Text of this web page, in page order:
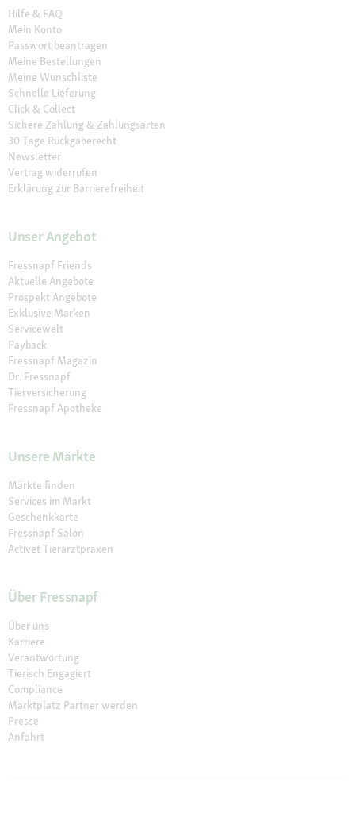
Hilfe & FAQ
Mein Konto
Passwort beantragen
Meine Bestellungen
Meine Wunschliste
Schnelle Lieferung
Click & Collect
Sichere Zahlung & Zahlungsarten
30 Tage Rückgaberecht
Newsletter
Vertrag widerrufen
Erklärung zur Barrierefreiheit
Unser Angebot
Fressnapf Friends
Aktuelle Angebote
Prospekt Angebote
Exklusive Marken
Servicewelt
Payback
Fressnapf Magazin
Dr. Fressnapf
Tierversicherung
Fressnapf Apotheke
Unsere Märkte
Märkte finden
Services im Markt
Geschenkkarte
Fressnapf Salon
Activet Tierarztpraxen
Über Fressnapf
Über uns
Karriere
Verantwortung
Tierisch Engagiert
Compliance
Marktplatz Partner werden
Presse
Anfahrt